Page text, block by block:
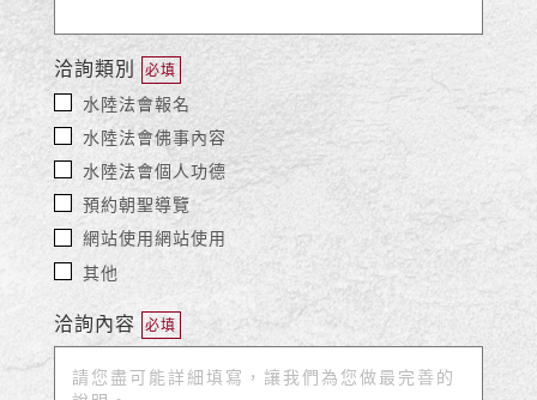
洽詢類別 必填
水陸法會報名
水陸法會佛事內容
水陸法會個人功德
預約朝聖導覽
網站使用網站使用
其他
洽詢內容 必填